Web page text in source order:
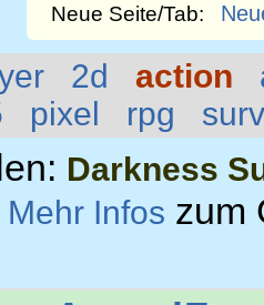
Neue Seite/Tab:
2d action
pixel rpg
Darkness
Mehr Infos zum